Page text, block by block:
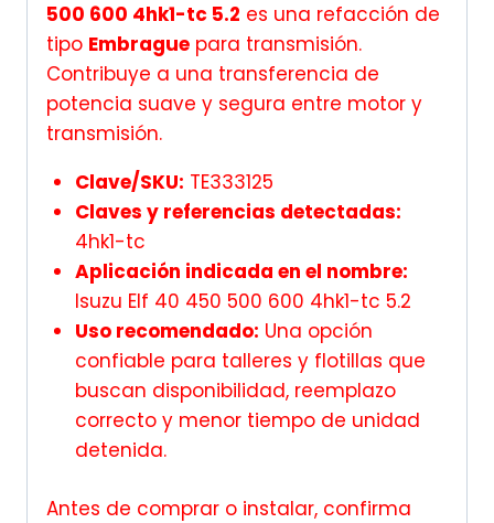
500 600 4hk1-tc 5.2 es una refacción de
tipo Embrague para transmisión.
Contribuye a una transferencia de
potencia suave y segura entre motor y
transmisión.
Clave/SKU: TE333125
Claves y referencias detectadas:
4hk1-tc
Aplicación indicada en el nombre:
Isuzu Elf 40 450 500 600 4hk1-tc 5.2
Uso recomendado: Una opción
confiable para talleres y flotillas que
buscan disponibilidad, reemplazo
correcto y menor tiempo de unidad
detenida.
Antes de comprar o instalar, confirma